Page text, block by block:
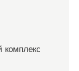
комплекс